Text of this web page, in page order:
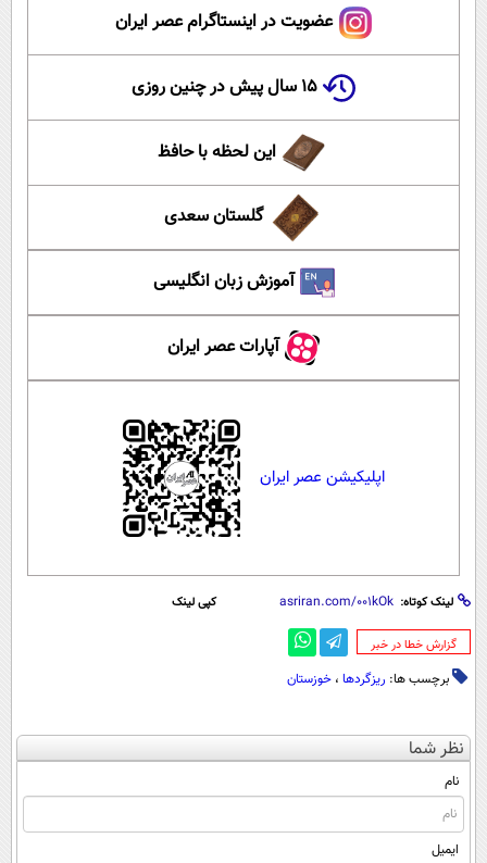
عضویت در اینستاگرام عصر ایران
۱۵ سال پیش در چنین روزی
این لحظه با حافظ
گلستان سعدی
آموزش زبان انگلیسی
آپارات عصر ایران
اپلیکیشن عصر ایران
لینک کوتاه: کپی لینک
‌گزارش خطا در خبر
برچسب ها: ریزگردها ، خوزستان
نظر شما
نام
ایمیل